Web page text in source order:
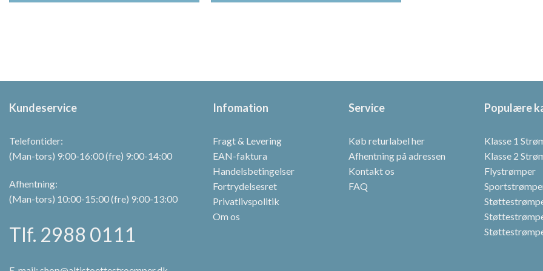
vælges
vælges
vælges
Kundeservice
Telefontider:
(Man-tors) 9:00-16:00 (fre) 9:00-14:00
Afhentning:
(Man-tors) 10:00-15:00 (fre) 9:00-13:00
Tlf. 2988 0111
Infomation
Fragt & Levering
EAN-faktura
Handelsbetingelser
Fortrydelsesret
Privatlivspolitik
Om os
Service
Køb returlabel her
Afhentning på adressen
Kontakt os
FAQ
Populære
Klasse 1
Klasse 2
Flystrømper